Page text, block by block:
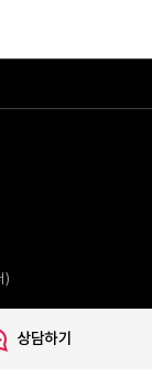
상담하기
요?
)